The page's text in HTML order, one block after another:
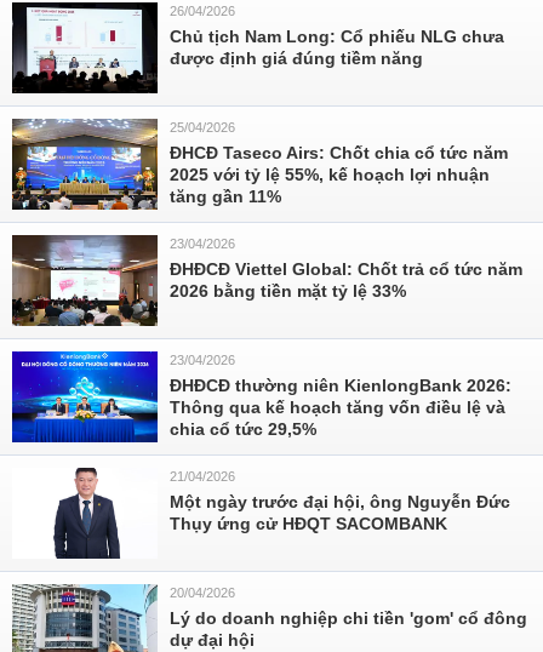
26/04/2026
Chủ tịch Nam Long: Cổ phiếu NLG chưa
được định giá đúng tiềm năng
25/04/2026
ĐHCĐ Taseco Airs: Chốt chia cổ tức năm
2025 với tỷ lệ 55%, kế hoạch lợi nhuận
tăng gần 11%
23/04/2026
ĐHĐCĐ Viettel Global: Chốt trả cổ tức năm
2026 bằng tiền mặt tỷ lệ 33%
23/04/2026
ĐHĐCĐ thường niên KienlongBank 2026:
Thông qua kế hoạch tăng vốn điều lệ và
chia cổ tức 29,5%
21/04/2026
Một ngày trước đại hội, ông Nguyễn Đức
Thụy ứng cử HĐQT SACOMBANK
20/04/2026
Lý do doanh nghiệp chi tiền 'gom' cổ đông
dự đại hội